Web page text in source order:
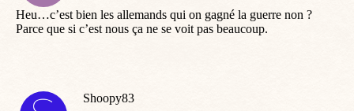
Heu…c’est bien les allemands qui on gagné la guerre non ?
Parce que si c’est nous ça ne se voit pas beaucoup.
Shoopy83